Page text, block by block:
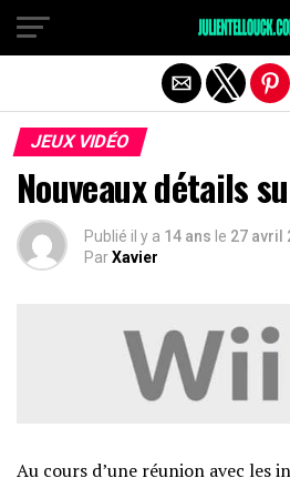
JEUX VIDÉO
Nouveaux détails
Publié il y a 14 ans le 27 avril
ParXavier
Au cours d’une réunion avec les